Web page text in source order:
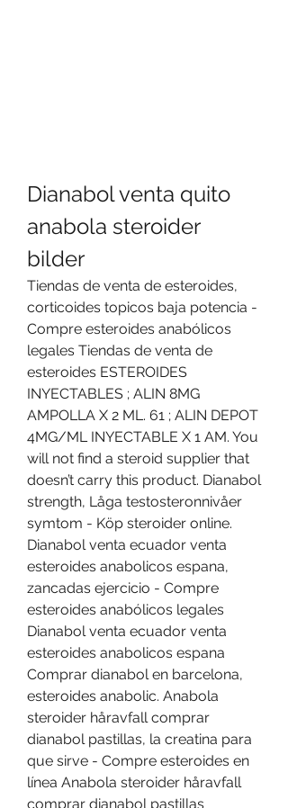
Dianabol venta quito
anabola steroider
bilder
Tiendas de venta de esteroides,
corticoides topicos baja potencia -
Compre esteroides anabólicos
legales Tiendas de venta de
esteroides ESTEROIDES
INYECTABLES ; ALIN 8MG
AMPOLLA X 2 ML. 61 ; ALIN DEPOT
4MG/ML INYECTABLE X 1 AM. You
will not find a steroid supplier that
doesn’t carry this product. Dianabol
strength, Låga testosteronnivåer
symtom - Köp steroider online.
Dianabol venta ecuador venta
esteroides anabolicos espana,
zancadas ejercicio - Compre
esteroides anabólicos legales
Dianabol venta ecuador venta
esteroides anabolicos espana
Comprar dianabol en barcelona,
esteroides anabolic. Anabola
steroider håravfall comprar
dianabol pastillas, la creatina para
que sirve - Compre esteroides en
línea Anabola steroider håravfall
comprar dianabol pastillas